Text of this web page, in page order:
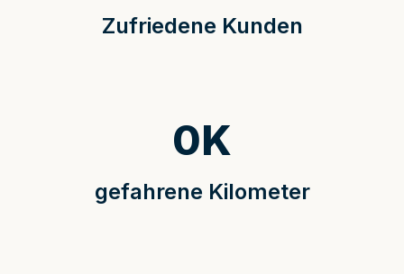
Zufriedene Kunden
gefahrene Kilometer
0K